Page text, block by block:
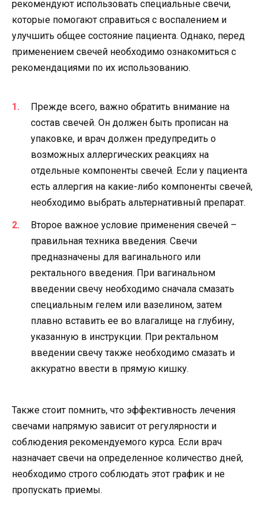
рекомендуют использовать специальные свечи,
которые помогают справиться с воспалением и
улучшить общее состояние пациента. Однако, перед
применением свечей необходимо ознакомиться с
рекомендациями по их использованию.
Прежде всего, важно обратить внимание на
состав свечей. Он должен быть прописан на
упаковке, и врач должен предупредить о
возможных аллергических реакциях на
отдельные компоненты свечей. Если у пациента
есть аллергия на какие-либо компоненты свечей,
необходимо выбрать альтернативный препарат.
Второе важное условие применения свечей –
правильная техника введения. Свечи
предназначены для вагинального или
ректального введения. При вагинальном
введении свечу необходимо сначала смазать
специальным гелем или вазелином, затем
плавно вставить ее во влагалище на глубину,
указанную в инструкции. При ректальном
введении свечу также необходимо смазать и
аккуратно ввести в прямую кишку.
Также стоит помнить, что эффективность лечения
свечами напрямую зависит от регулярности и
соблюдения рекомендуемого курса. Если врач
назначает свечи на определенное количество дней,
необходимо строго соблюдать этот график и не
пропускать приемы.